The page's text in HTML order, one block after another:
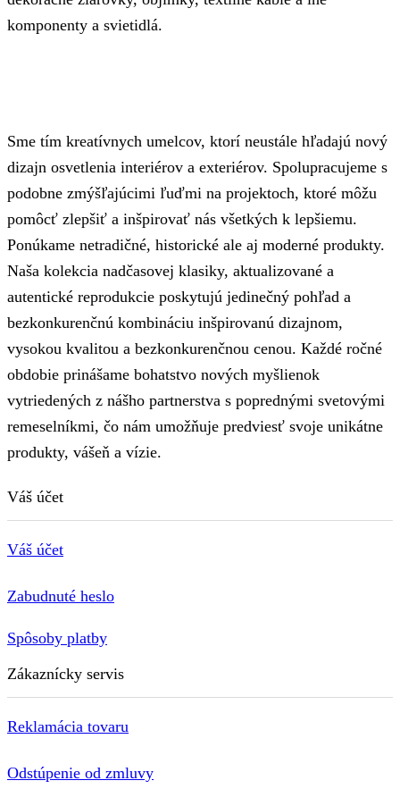
komponenty a svietidlá.
Sme tím kreatívnych umelcov, ktorí neustále hľadajú nový
dizajn osvetlenia interiérov a exteriérov. Spolupracujeme s
podobne zmýšľajúcimi ľuďmi na projektoch, ktoré môžu
pomôcť zlepšiť a inšpirovať nás všetkých k lepšiemu.
Ponúkame netradičné, historické ale aj moderné produkty.
Naša kolekcia nadčasovej klasiky, aktualizované a
autentické reprodukcie poskytujú jedinečný pohľad a
bezkonkurenčnú kombináciu inšpirovanú dizajnom,
vysokou kvalitou a bezkonkurenčnou cenou. Každé ročné
obdobie prinášame bohatstvo nových myšlienok
vytriedených z nášho partnerstva s poprednými svetovými
remeselníkmi, čo nám umožňuje predviesť svoje unikátne
produkty, vášeň a vízie.
Váš účet
Váš účet
Zabudnuté heslo
Spôsoby platby
Zákaznícky servis
Reklamácia tovaru
Odstúpenie od zmluvy